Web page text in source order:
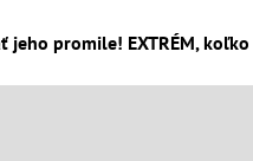
promile! EXTRÉM,